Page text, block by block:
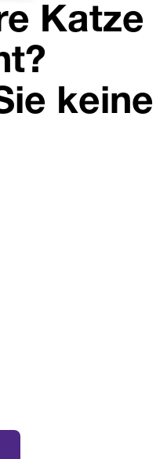
Katze
keine